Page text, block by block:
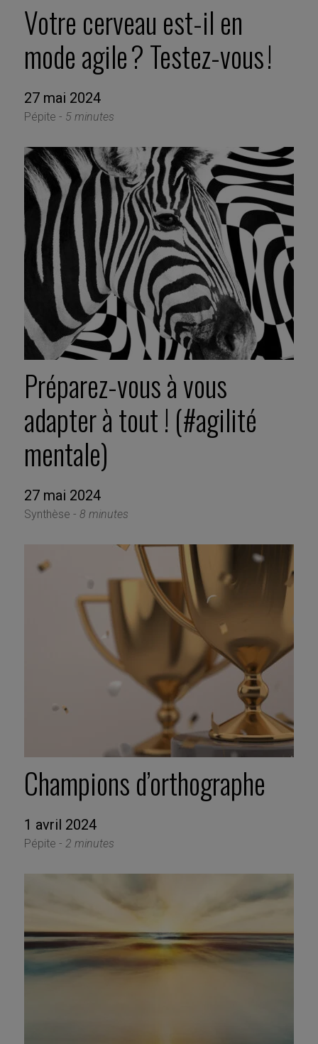
Votre cerveau est-il en
mode agile ? Testez-vous !
27 mai 2024
Pépite - 5 minutes
Préparez-vous à vous
adapter à tout ! (#agilité
mentale)
27 mai 2024
Synthèse - 8 minutes
Champions d’orthographe
1 avril 2024
Pépite - 2 minutes